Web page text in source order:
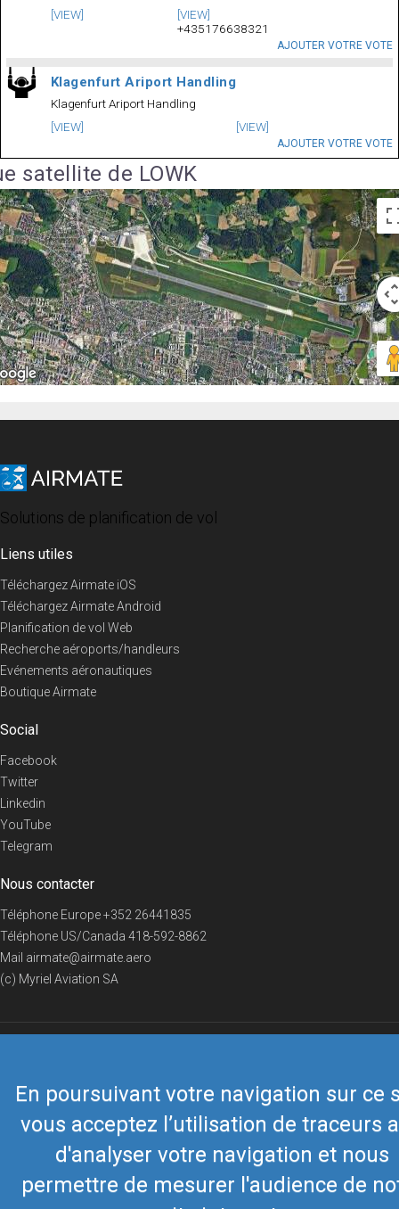
En poursuivant votre navigation sur ce
vous acceptez l’utilisation de traceurs
d'analyser votre navigation et nous
permettre de mesurer l'audience de
[VIEW]
[VIEW]
+435176638321
AJOUTER VOTRE VOTE
Klagenfurt Ariport Handling
Klagenfurt Ariport Handling
[VIEW]
[VIEW]
AJOUTER VOTRE VOTE
satellite de LOWK
Solutions de planification de vol
Liens utiles
Téléchargez Airmate iOS
Téléchargez Airmate Android
Planification de vol Web
Recherche aéroports/handleurs
Evénements aéronautiques
Boutique Airmate
Social
Facebook
Twitter
Linkedin
YouTube
Telegram
Nous contacter
Téléphone Europe+352 26441835
Téléphone US/Canada 418-592-8862
Mail airmate@airmate.aero
(c) Myriel Aviation SA